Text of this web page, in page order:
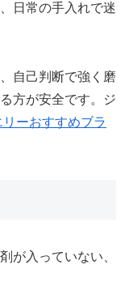
日常の手入れで迷
自己判断で強く磨
方が安全です。ジ
ーおすすめブラ
が入っていない、